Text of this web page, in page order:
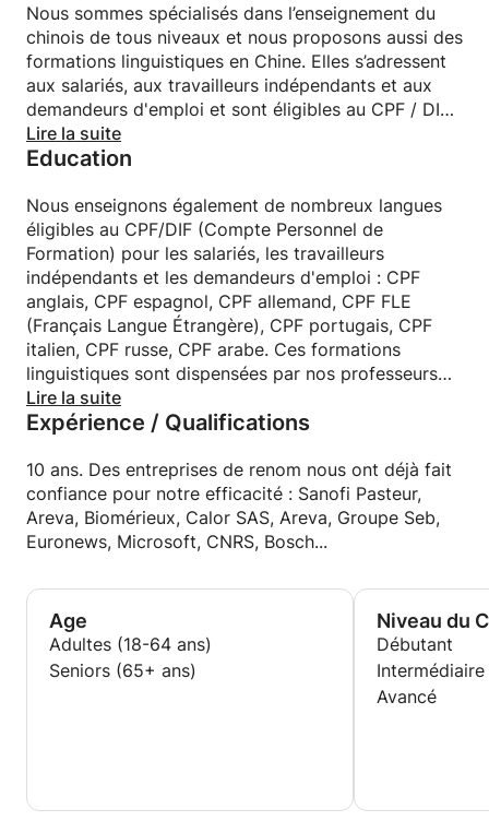
Nous sommes spécialisés dans l’enseignement du
chinois de tous niveaux et nous proposons aussi des
formations linguistiques en Chine. Elles s’adressent
aux salariés, aux travailleurs indépendants et aux
demandeurs d'emploi et sont éligibles au CPF / DIF
(Compte Personnel de Formation). Nos professeurs
sont de langue maternelle chinoise, diplômés en
Institut jouit d'excellents résultats à l'examen HSK
(reconnaissance internationale du niveau de chinois)
: 99% de réussite en 2016, 98% de réussite en 2015,
100% de réussite en 2014, 99% de réussite en 2013,
100% de réussite en 2012, 93% de réussite en 2011.
Lire la suite
Education
Nous enseignons également de nombreux langues
éligibles au CPF/DIF (Compte Personnel de
Formation) pour les salariés, les travailleurs
indépendants et les demandeurs d'emploi : CPF
anglais, CPF espagnol, CPF allemand, CPF FLE
(Français Langue Étrangère), CPF portugais, CPF
italien, CPF russe, CPF arabe. Ces formations
linguistiques sont dispensées par nos professeurs
natifs et sont effectuées au sein de nos locaux ou
sur votre lieu de travail.
Lire la suite
Expérience / Qualifications
10 ans. Des entreprises de renom nous ont déjà fait
confiance pour notre efficacité : Sanofi Pasteur,
Areva, Biomérieux, Calor SAS, Areva, Groupe Seb,
Euronews, Microsoft, CNRS, Bosch...
Age
Adultes (18-64 ans)
Seniors (65+ ans)
Niveau du
Débutant
Intermédiaire
Avancé